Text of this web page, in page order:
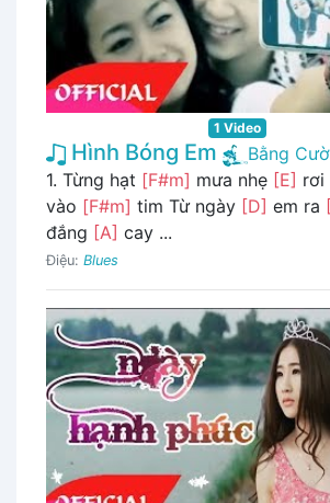
1 Video
Hình Bóng Em
Bằng
1. Từng hạt [F#m] mưa nhẹ [E] rơi
vào [F#m] tim Từ ngày [D] em ra
đắng [A] cay ...
Điệu: Blues